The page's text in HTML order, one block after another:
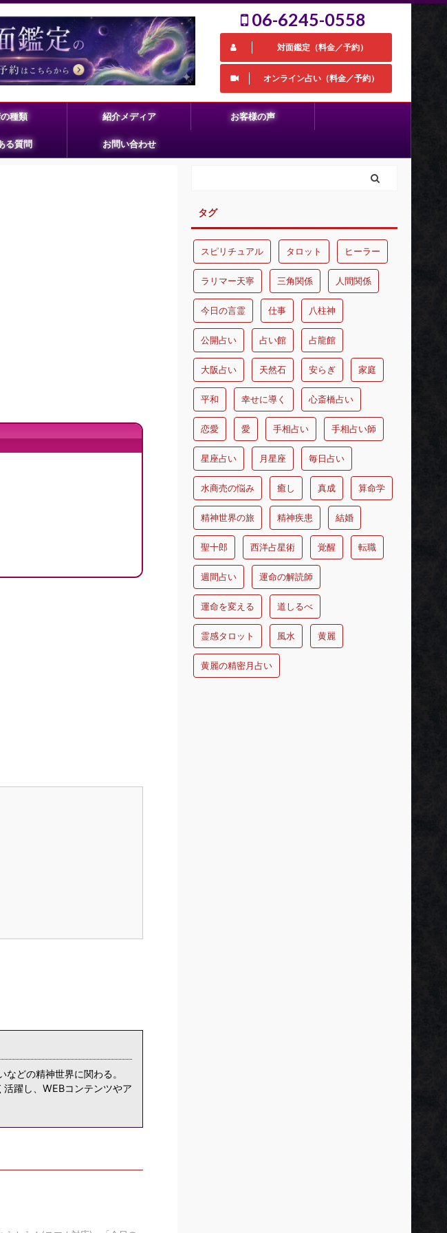
06-6245-0558
対面鑑定（料金／予約）
オンライン占い（料金／予約）
種類 紹介メディア お客様の声
る質問 お問い合わせ
どの精神世界に関わる。
躍し、WEBコンテンツやア
タグ
スピリチュアル タロット ヒーラー
ラリマー天寧 三角関係 人間関係
今日の言霊 仕事 八柱神
公開占い 占い館 占龍館
大阪占い 天然石 安らぎ 家庭
平和 幸せに導く 心斎橋占い
恋愛 愛 手相占い 手相占い師
星座占い 月星座 毎日占い
水商売の悩み 癒し 真成 算命学
精神世界の旅 精神疾患 結婚
聖十郎 西洋占星術 覚醒 転職
週間占い 運命の解読師
運命を変える 道しるべ
霊感タロット 風水 黄麗
黄麗の精密月占い